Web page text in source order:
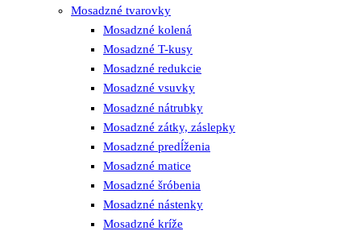
Mosadzné tvarovky
Mosadzné kolená
Mosadzné T-kusy
Mosadzné redukcie
Mosadzné vsuvky
Mosadzné nátrubky
Mosadzné zátky, záslepky
Mosadzné predĺženia
Mosadzné matice
Mosadzné šróbenia
Mosadzné nástenky
Mosadzné kríže